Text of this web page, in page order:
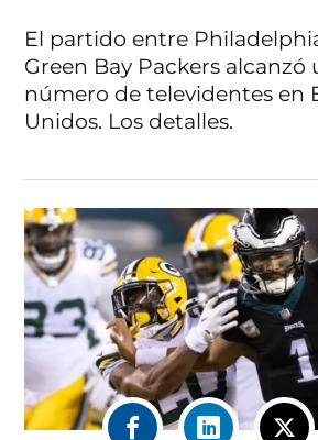
El partido entre
Green Bay Packers
número de televidentes en
Unidos. Los detalles.